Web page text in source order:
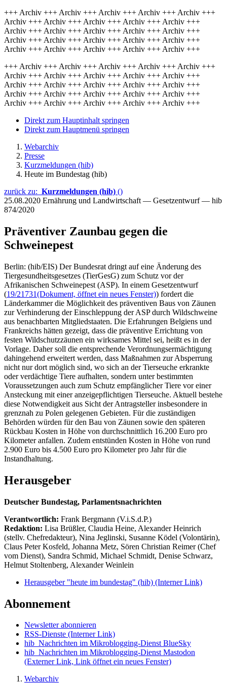
+++ Archiv +++ Archiv +++ Archiv +++ Archiv +++ Archiv +++
Archiv +++ Archiv +++ Archiv +++ Archiv +++ Archiv +++
Archiv +++ Archiv +++ Archiv +++ Archiv +++ Archiv +++
Archiv +++ Archiv +++ Archiv +++ Archiv +++ Archiv +++
Archiv +++ Archiv +++ Archiv +++ Archiv +++ Archiv +++
+++ Archiv +++ Archiv +++ Archiv +++ Archiv +++ Archiv +++
Archiv +++ Archiv +++ Archiv +++ Archiv +++ Archiv +++
Archiv +++ Archiv +++ Archiv +++ Archiv +++ Archiv +++
Archiv +++ Archiv +++ Archiv +++ Archiv +++ Archiv +++
Archiv +++ Archiv +++ Archiv +++ Archiv +++ Archiv +++
Direkt zum Hauptinhalt springen
Direkt zum Hauptmenü springen
Webarchiv
Presse
Kurzmeldungen (hib)
Heute im Bundestag (hib)
zurück zu: Kurzmeldungen (hib) ()
25.08.2020 Ernährung und Landwirtschaft — Gesetzentwurf — hib
874/2020
Präventiver Zaunbau gegen die
Schweinepest
Berlin: (hib/EIS) Der Bundesrat dringt auf eine Änderung des
Tiergesundheitsgesetzes (TierGesG) zum Schutz vor der
Afrikanischen Schweinepest (ASP). In einem Gesetzentwurf
(19/21731(Dokument, öffnet ein neues Fenster)) fordert die
Länderkammer die Möglichkeit des präventiven Baus von Zäunen
zur Verhinderung der Einschleppung der ASP durch Wildschweine
aus benachbarten Mitgliedstaaten. Die Erfahrungen Belgiens und
Frankreichs hätten gezeigt, dass die präventive Errichtung von
festen Wildschutzzäunen ein wirksames Mittel sei, heißt es in der
Vorlage. Daher soll die entsprechende Verordnungsermächtigung
dahingehend erweitert werden, dass Maßnahmen zur Absperrung
nicht nur dort möglich sind, wo sich an der Tierseuche erkrankte
oder verdächtige Tiere aufhalten, sondern unter bestimmten
Voraussetzungen auch zum Schutz empfänglicher Tiere vor einer
Ansteckung mit einer anzeigepflichtigen Tierseuche. Aktuell bestehe
diese Notwendigkeit aus Sicht der Antragsteller insbesondere in
grenznah zu Polen gelegenen Gebieten. Für die zuständigen
Behörden würden für den Bau von Zäunen sowie den späteren
Rückbau Kosten in Höhe von durchschnittlich 16.200 Euro pro
Kilometer anfallen. Zudem entstünden Kosten in Höhe von rund
2.900 Euro bis 4.500 Euro pro Kilometer pro Jahr für die
Instandhaltung.
Herausgeber
Deutscher Bundestag, Parlamentsnachrichten
Verantwortlich: Frank Bergmann (V.i.S.d.P.)
Redaktion: Lisa Brüßler, Claudia Heine, Alexander Heinrich
(stellv. Chefredakteur), Nina Jeglinski, Susanne Ködel (Volontärin),
Claus Peter Kosfeld, Johanna Metz, Sören Christian Reimer (Chef
vom Dienst), Sandra Schmid, Michael Schmidt, Denise Schwarz,
Helmut Stoltenberg, Alexander Weinlein
Herausgeber "heute im bundestag" (hib) (Interner Link)
Abonnement
Newsletter abonnieren
RSS-Dienste (Interner Link)
hib_Nachrichten im Mikroblogging-Dienst BlueSky
hib_Nachrichten im Mikroblogging-Dienst Mastodon
(Externer Link, Link öffnet ein neues Fenster)
Webarchiv